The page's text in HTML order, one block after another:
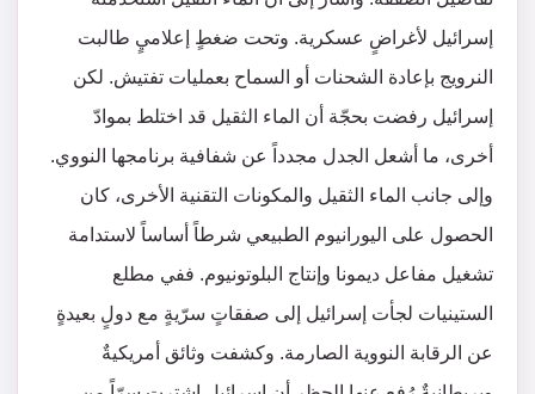
إسرائيل لأغراضٍ عسكرية. وتحت ضغطٍ إعلاميٍ طالبت
النرويج بإعادة الشحنات أو السماح بعمليات تفتيش. لكن
إسرائيل رفضت بحجّة أن الماء الثقيل قد اختلط بموادّ
أخرى، ما أشعل الجدل مجدداً عن شفافية برنامجها النووي.
وإلى جانب الماء الثقيل والمكونات التقنية الأخرى، كان
الحصول على اليورانيوم الطبيعي شرطاً أساساً لاستدامة
تشغيل مفاعل ديمونا وإنتاج البلوتونيوم. ففي مطلع
الستينيات لجأت إسرائيل إلى صفقاتٍ سرّيةٍ مع دولٍ بعيدةٍ
عن الرقابة النووية الصارمة. وكشفت وثائق أمريكيةٌ